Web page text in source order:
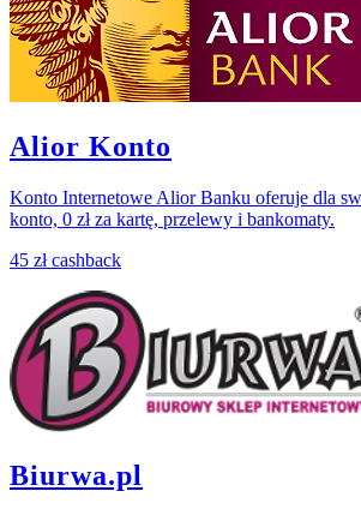
Alior Konto
Konto Internetowe Alior Banku oferuje dla
konto, 0 zł za kartę, przelewy i bankomaty.
45 złcashback
Biurwa.pl